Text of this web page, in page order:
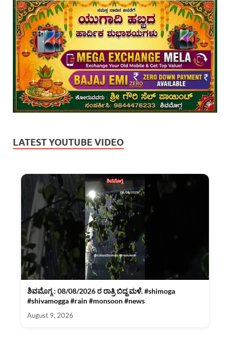
LATEST YOUTUBE VIDEO
ಶಿವಮೊಗ್ಗ : 08/08/2026 ರ ರಾತ್ರಿ ಬಿದ್ದ ಮಳೆ. #shimoga
#shivamogga #rain #monsoon #news
August 9, 2026